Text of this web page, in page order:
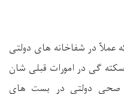
در شفاخانه های دولتی
سکته گی در امورات قبلی شان
صحی دولتی در بست های